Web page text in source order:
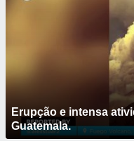
Erupção e intensa
Guatemala.